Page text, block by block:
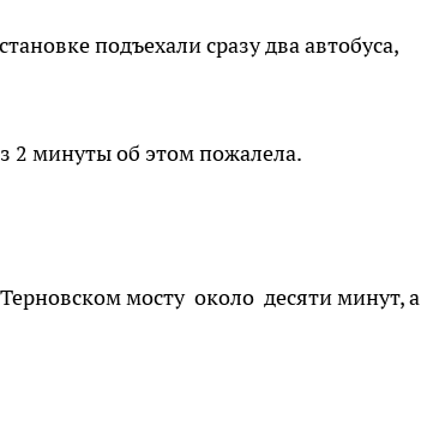
подъехали сразу два автобуса,
2 минуты об этом пожалела.
мосту около десяти минут, а